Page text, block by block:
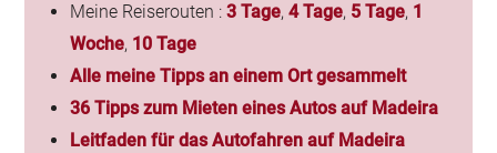
Meine Reiserouten :3 Tage,4 Tage, 5 Tage, 1
Woche, 10 Tage
Alle meine Tipps an einem Ort gesammelt
36 Tipps zum Mieten eines Autos auf Madeira
Leitfaden für das Autofahren auf Madeira